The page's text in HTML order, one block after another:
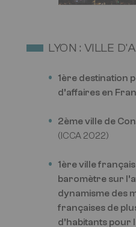
LYON : VILLE
1ère destination
d’affaires en
2ème ville de
(ICCA 2022)
1ère ville
baromètre sur
dynamisme des
françaises de
d’habitants pour